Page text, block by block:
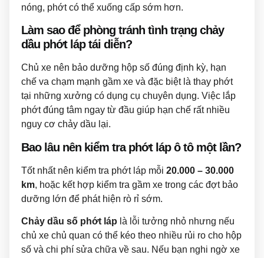
nóng, phớt có thể xuống cấp sớm hơn.
Làm sao để phòng tránh tình trạng chảy
dầu phớt láp tái diễn?
Chủ xe nên bảo dưỡng hộp số đúng định kỳ, hạn
chế va chạm mạnh gầm xe và đặc biệt là thay phớt
tại những xưởng có dụng cụ chuyên dụng. Việc lắp
phớt đúng tâm ngay từ đầu giúp hạn chế rất nhiều
nguy cơ chảy dầu lại.
Bao lâu nên kiểm tra phớt láp ô tô một lần?
Tốt nhất nên kiểm tra phớt láp mỗi 20.000 – 30.000
km, hoặc kết hợp kiểm tra gầm xe trong các đợt bảo
dưỡng lớn để phát hiện rò rỉ sớm.
Chảy dầu số phớt láp là lỗi tưởng nhỏ nhưng nếu
chủ xe chủ quan có thể kéo theo nhiều rủi ro cho hộp
số và chi phí sửa chữa về sau. Nếu bạn nghi ngờ xe